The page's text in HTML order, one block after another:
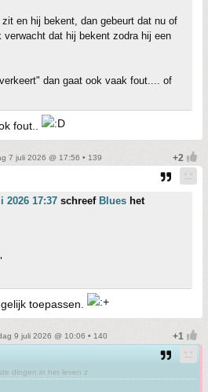
en hij bekent, dan gebeurt dat nu of
dat hij bekent zodra hij een
dan gaat ook vaak fout.... of
fout..
7 juli 2026 @ 17:56 • 139
2026 17:37 schreef Blues het
toepassen.
9 juli 2026 @ 10:06 • 140
dingen in het leven z